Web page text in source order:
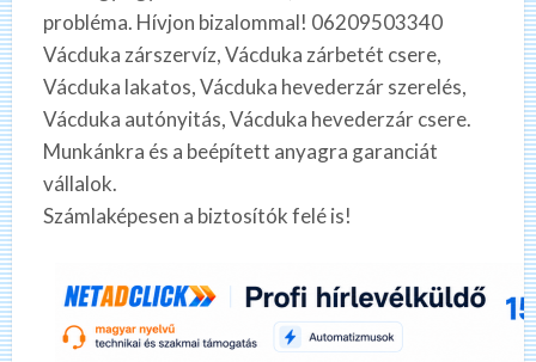
probléma. Hívjon bizalommal! 06209503340
Vácduka zárszervíz, Vácduka zárbetét csere,
Vácduka lakatos, Vácduka hevederzár szerelés,
Vácduka autónyitás, Vácduka hevederzár csere.
Munkánkra és a beépített anyagra garanciát
vállalok.
Számlaképesen a biztosítók felé is!